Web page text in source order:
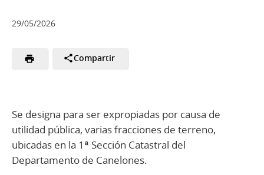
29/05/2026
Compartir
Se designa para ser expropiadas por causa de
utilidad pública, varias fracciones de terreno,
ubicadas en la 1ª Sección Catastral del
Departamento de Canelones.